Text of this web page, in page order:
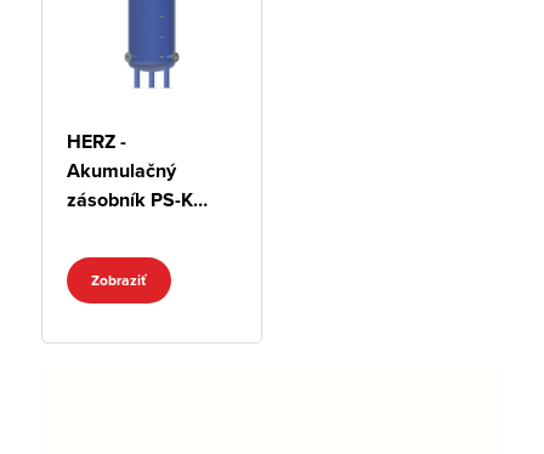
HERZ -
Akumulačný
zásobník PS-K
Zobraziť